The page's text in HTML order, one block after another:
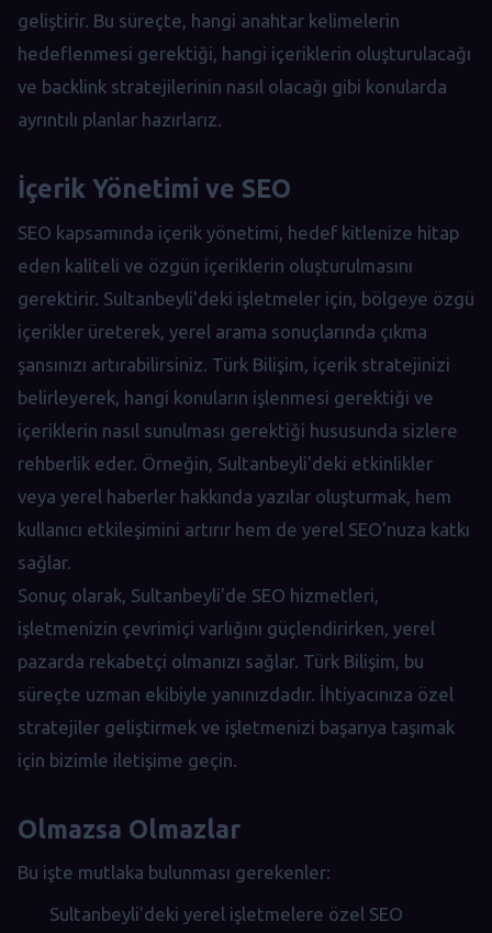
geliştirir. Bu süreçte, hangi anahtar kelimelerin
hedeflenmesi gerektiği, hangi içeriklerin oluşturulacağı
ve backlink stratejilerinin nasıl olacağı gibi konularda
ayrıntılı planlar hazırlarız.
İçerik Yönetimi ve SEO
SEO kapsamında içerik yönetimi, hedef kitlenize hitap
eden kaliteli ve özgün içeriklerin oluşturulmasını
gerektirir. Sultanbeyli'deki işletmeler için, bölgeye özgü
içerikler üreterek, yerel arama sonuçlarında çıkma
şansınızı artırabilirsiniz. Türk Bilişim, içerik stratejinizi
belirleyerek, hangi konuların işlenmesi gerektiği ve
içeriklerin nasıl sunulması gerektiği hususunda sizlere
rehberlik eder. Örneğin, Sultanbeyli'deki etkinlikler
veya yerel haberler hakkında yazılar oluşturmak, hem
kullanıcı etkileşimini artırır hem de yerel SEO'nuza katkı
sağlar.
Sonuç olarak, Sultanbeyli'de SEO hizmetleri,
işletmenizin çevrimiçi varlığını güçlendirirken, yerel
pazarda rekabetçi olmanızı sağlar. Türk Bilişim, bu
süreçte uzman ekibiyle yanınızdadır. İhtiyacınıza özel
stratejiler geliştirmek ve işletmenizi başarıya taşımak
için bizimle iletişime geçin.
Olmazsa Olmazlar
Bu işte mutlaka bulunması gerekenler:
Sultanbeyli'deki yerel işletmelere özel SEO